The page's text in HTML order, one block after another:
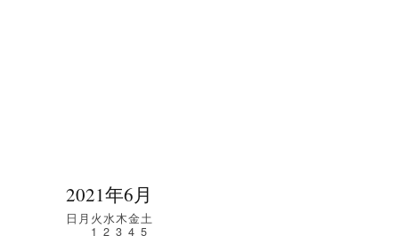
2021年6月
日 月 火水木金土
1 2 3 4 5